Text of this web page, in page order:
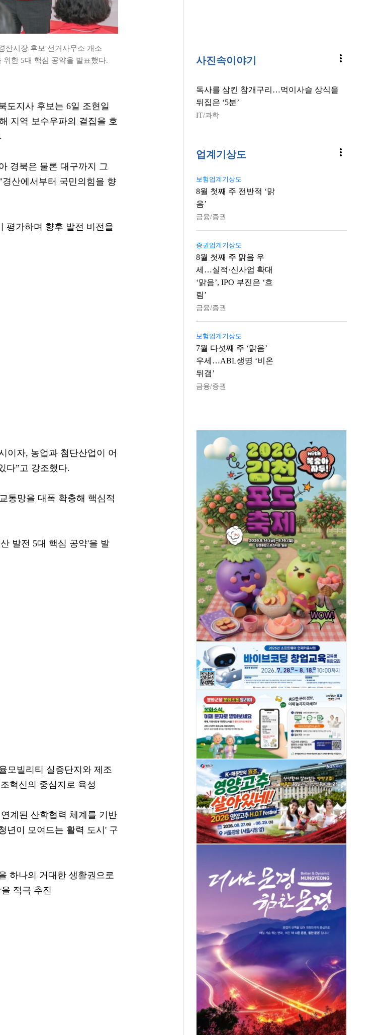
산시장 후보 선거사무소 개소
한 5대 핵심 공약을 발표했다.
도지사 후보는 6일 조현일
지역 보수우파의 결집을 호
경북은 물론 대구까지 그
산에서부터 국민의힘을 향
평가하며 향후 발전 비전을
이자, 농업과 첨단산업이 어
다”고 강조했다.
통망을 대폭 확충해 핵심적
발전 5대 핵심 공약'을 발
모빌리티 실증단지와 제조
혁신의 중심지로 육성
계된 산학협력 체계를 기반
년이 모여드는 활력 도시' 구
하나의 거대한 생활권으로
적극 추진
사진속이야기 more_vert
독사를 삼킨 참개구리…먹이사슬 상식을
뒤집은 ‘5분’
IT/과학
업계기상도 more_vert
보험업계기상도
8월 첫째 주 전반적 ‘맑
음’
금융/증권
증권업계기상도
8월 첫째 주 맑음 우
세…실적·신사업 확대
‘맑음’, IPO 부진은 ‘흐
림’
금융/증권
보험업계기상도
7월 다섯째 주 ‘맑음’
우세…ABL생명 ‘비온
뒤갬’
금융/증권